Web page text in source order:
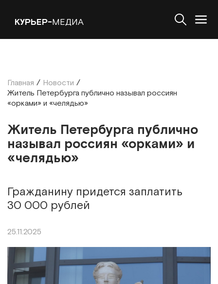
КУРЬЕР-МЕДИА
Главная / Новости /
Житель Петербурга публично называл россиян
«орками» и «челядью»
Житель Петербурга публично
называл россиян «орками» и
«челядью»
Гражданину придется заплатить
30 000 рублей
25.11.2025